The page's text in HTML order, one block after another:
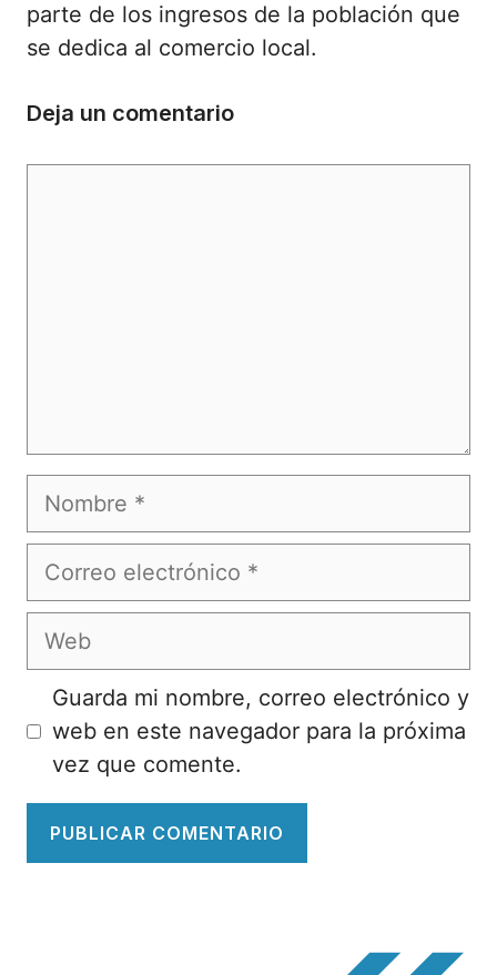
parte de los ingresos de la población que
se dedica al comercio local.
Deja un comentario
Nombre
Correo
Web
Guarda mi nombre, correo electrónico y
web en este navegador para la próxima
vez que comente.